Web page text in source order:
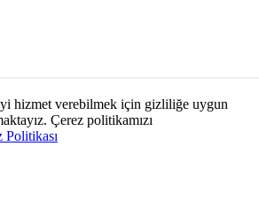
hizmet verebilmek için gizliliğe uygun
Çerez politikamızı
Politikası